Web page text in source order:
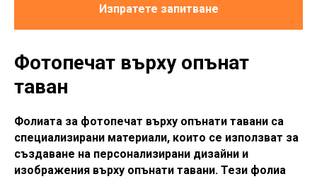
Изпратете запитване
Фотопечат върху опънат
таван
Фолиата за фотопечат върху опънати тавани са
специализирани материали, които се използват за
създаване на персонализирани дизайни и
изображения върху опънати тавани. Тези фолиа